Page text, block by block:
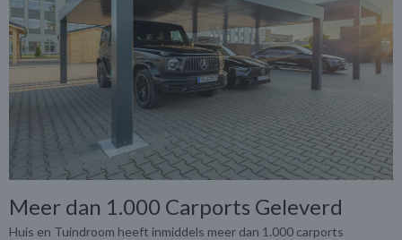
Meer dan 1.000 Carports Geleverd
Huis en Tuindroom heeft inmiddels meer dan 1.000 carports